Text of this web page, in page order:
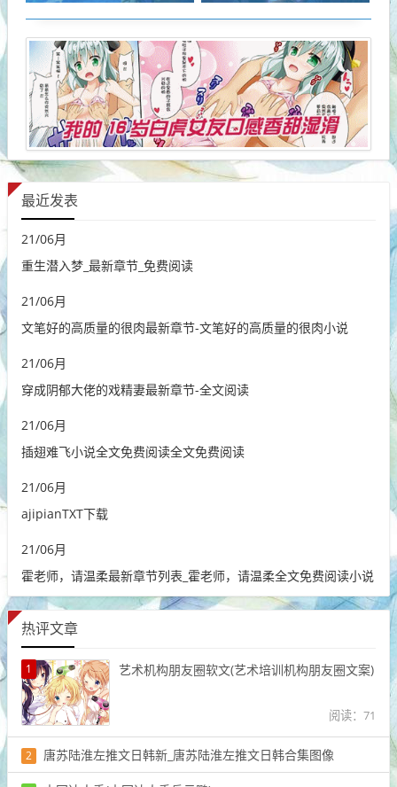
最近发表
21/06月
重生潜入梦_最新章节_免费阅读
21/06月
文笔好的高质量的很肉最新章节-文笔好的高质量的很肉小说
21/06月
穿成阴郁大佬的戏精妻最新章节-全文阅读
21/06月
插翅难飞小说全文免费阅读全文免费阅读
21/06月
ajipianTXT下载
21/06月
霍老师，请温柔最新章节列表_霍老师，请温柔全文免费阅读小说
热评文章
1 艺术机构朋友圈软文(艺术培训机构朋友圈文案)
阅读：71
2 唐苏陆淮左推文日韩新_唐苏陆淮左推文日韩合集图像